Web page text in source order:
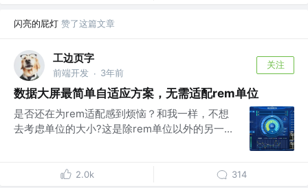
闪亮的屁灯 赞了这篇文章
工边页字
前端开发 · 3年前
关注
数据大屏最简单自适应方案，无需适配rem单位
是否还在为rem适配感到烦恼？和我一样，不想
去考虑单位的大小?这是除rem单位以外的另一...
2.0k 314